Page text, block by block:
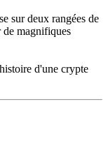
sur deux rangées de
de magnifiques
d'une crypte